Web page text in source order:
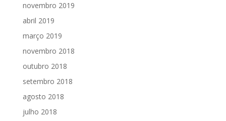
novembro 2019
abril 2019
março 2019
novembro 2018
outubro 2018
setembro 2018
agosto 2018
julho 2018